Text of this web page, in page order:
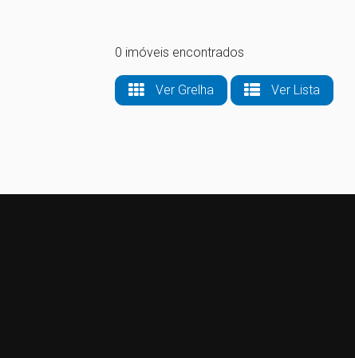
0 imóveis encontrados
Ver Grelha Ver Lista